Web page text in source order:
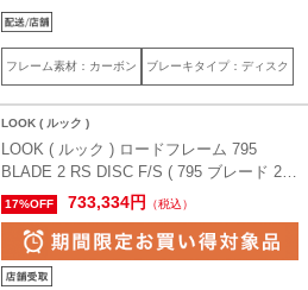
165cm前後 )
フレーム素材：カーボン ブレーキタイプ：ディスク
LOOK ( ルック )
LOOK ( ルック ) ロードフレーム 795
BLADE 2 RS DISC F/S ( 795 ブレード 2
RS ディスク フレームセット ) ブラック/ロ
アリングサンダーサテン XS ( 身長目安
160cm前後 )
17%OFF 733,334円 （税込）